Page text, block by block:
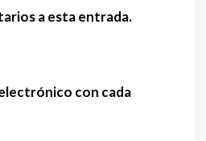
a esta entrada.
con cada